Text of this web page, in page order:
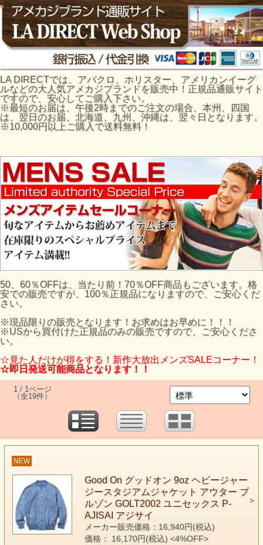
LA DIRECTでは、アバクロ、ホリスター、アメリカンイーグ
ルなどの大人気アメカジブランドを販売中！正規品通販サイト
ですので、安心してご購入下さい。
※最短のお届は、午後2時までのご注文の場合、本州、四国
は、翌日のお届、北海道、九州、沖縄は、翌々日となります。
※10,000円以上ご購入で送料無料！
50、60％OFFは、当たり前！70％OFF商品もございます。格
安での販売ですが、100％正規品になりますので、ご安心くだ
さい。
※現品限りの販売となります！お求めはお早めに！！！
※USから買付けた正規品のみの販売ですので、ご安心くださ
い。
☆見た人だけが得をする！新作大放出メンズSALEコーナー！
☆即日発送可能商品となります！！
1 / 1ページ
（全19件）
NEW
Good On グッドオン 9oz ヘビージャー
ジースタジアムジャケット アウター ブ
ルゾン GOLT2002 ユニセックス P-
AJISAI アジサイ
メーカー販売価格：16,940円(税込)
価格： 16,170円(税込) <4%OFF>